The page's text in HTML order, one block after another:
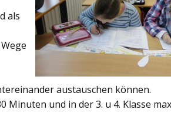
als
austauschen können.
und in der 3. u 4. Klasse